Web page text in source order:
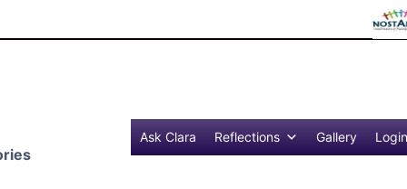
Ask Clara Reflections Gallery Login